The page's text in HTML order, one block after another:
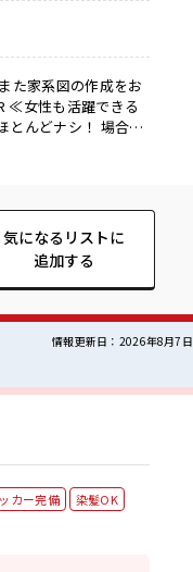
た家系図の作成をお
んどナシ！ 場合に
緒にプライベート
ウレシイPoint☆ 休憩
気になるリストに
追加する
情報更新日：2026年8月7日
カー完備
染髪OK